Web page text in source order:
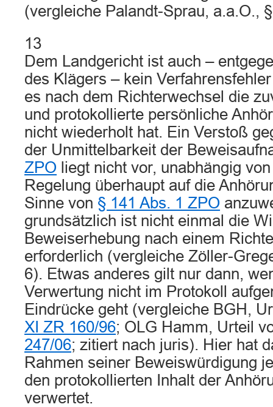
(vergleiche Palandt-Sprau, a.a.O.,
13
Dem Landgericht ist auch –
des Klägers – kein
es nach dem Richterwechsel die
und protokollierte persönliche
nicht wiederholt hat. Ein Verstoß
der Unmittelbarkeit der
ZPO liegt nicht vor, unabhängig
Regelung überhaupt auf die
Sinne von § 141 Abs. 1 ZPO
grundsätzlich ist nicht einmal die
Beweiserhebung nach einem
erforderlich (vergleiche Zöller-
6). Etwas anderes gilt nur dann,
Verwertung nicht im Protokoll
Eindrücke geht (vergleiche BGH,
XI ZR 160/96; OLG Hamm, Urteil
247/06; zitiert nach juris). Hier hat
Rahmen seiner Beweiswürdigung
den protokollierten Inhalt der
verwertet.